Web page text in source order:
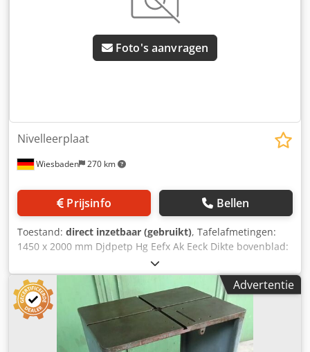
Foto's aanvragen
Wiesbaden 270 km
Nivelleerplaat
Prijsinfo Bellen
Toestand: direct inzetbaar (gebruikt), Tafelafmetingen:
1450 x 2000 mm Djdpetp Hg Eefx Ak Eeck Dikte bovenblad:
40 mm Tafelhoogte boven vloer: 800 mm Gewicht: ca. 1200
kg
Advertentie